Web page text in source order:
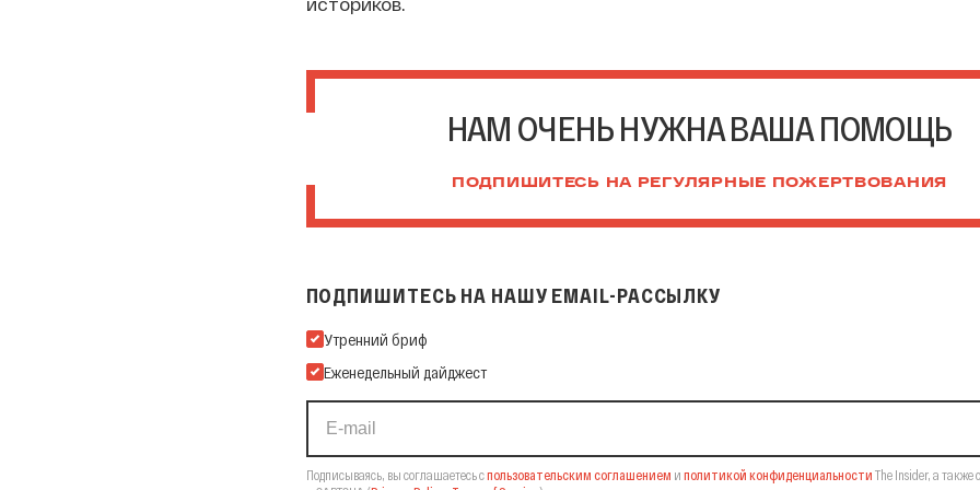
НАМ ОЧЕНЬ НУЖНА ВАША ПОМОЩЬ
ПОДПИШИТЕСЬ НА РЕГУЛЯРНЫЕ ПОЖЕРТВОВАНИЯ
ПОДПИШИТЕСЬ НА НАШУ EMAIL-РАССЫЛКУ
Подпишитесь на нашу Email-рассылку
Утренний бриф
Еженедельный дайджест
Подписываясь, вы соглашаетесь спользовательским соглашением и политикой конфиденциальности The Insider, а также